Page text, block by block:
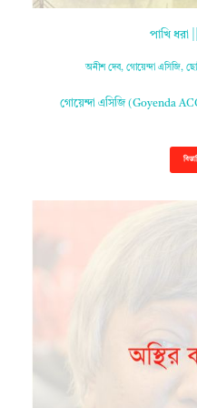
পাখি
অনীশ দেব, গোয়েন্দা এসিজি,
গোয়েন্দা এসিজি (Goyenda